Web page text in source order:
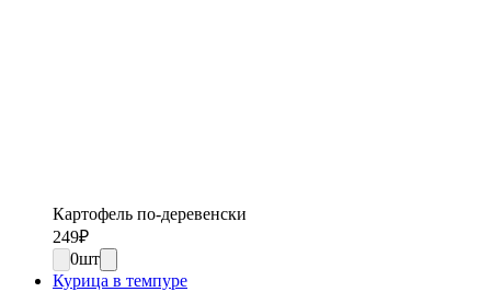
Картофель по-деревенски
249₽
0шт
Курица в темпуре